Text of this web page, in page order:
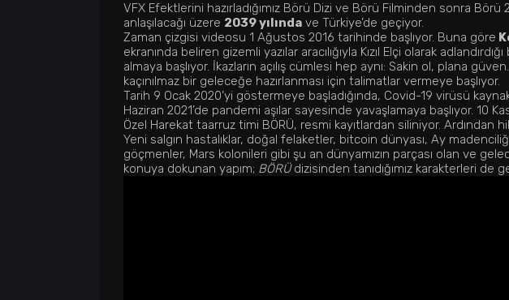
VFX Efektlerini hazırladığımız Börü Dizi ve Börü Filminden sonra Börü
anlaşılacağı üzere 2039 yılında ve Türkiye’de geçiyor.
Zaman çizgisi videosu 1 Ağustos 2016 tarihinde başlıyor. Buna göre
ekranında beliren gizemli yazılar aracılığıyla Kızıl Elçi olarak
almaya başlıyor. İkazların açılış cümlesi hep aynı: Sakin ol, plana
kaçınılmaz bir geleceğe hazırlanması için talimatlar vermeye başlıyor.
Tarih 9 Ocak 2020’yi göstermeye başladığında, Covid-19 virüsü
Haziran 2021’de pandemi aşılar sayesinde yavaşlamaya başlıyor. 10
Özel Harekat taarruz timi BÖRÜ, resmi kayıtlardan siliniyor. Ardından
Yeni salgın hastalıklar, doğal felaketler, bitcoin dünyası, Ay
göçmenler, Mars kolonileri gibi şu an dünyamızın parçası olan ve
konuya dokunan yapım; BÖRÜdizisinden tanıdığımız karakterleri de